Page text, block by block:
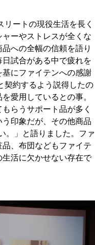
ートの現役生活を長く
ーやストレスが全くな
への全幅の信頼を語り
試合がある中で疲れを
にファイテンへの感謝
契約するよう説得したの
愛用しているとの事。
らうサポート品が多く
印象だが、その他商品
。」と語りました。ファ
、布団などもファイテ
活に欠かせない存在で